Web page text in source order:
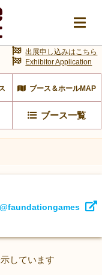
ブース＆ホールMAP
ブース一覧
出展申し込みはこちら
Exhibitor Application
@faundationgames
しています